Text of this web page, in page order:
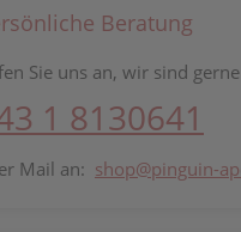
Beratung
Sie uns an, wir sind
1 8130641
Mail an: shop@pinguin-